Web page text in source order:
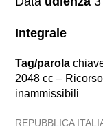
Integrale
Tag/parola
2048 cc –
inammissibili
REPUBBLICA